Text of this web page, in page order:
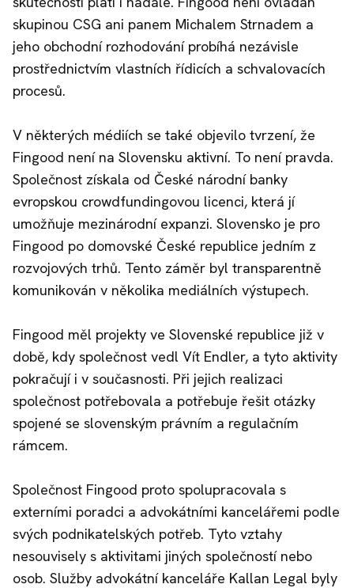
skupinou CSG ani panem Michalem Strnadem a
jeho obchodní rozhodování probíhá nezávisle
prostřednictvím vlastních řídicích a schvalovacích
procesů.
V některých médiích se také objevilo tvrzení, že
Fingood není na Slovensku aktivní. To není pravda.
Společnost získala od České národní banky
evropskou crowdfundingovou licenci, která jí
umožňuje mezinárodní expanzi. Slovensko je pro
Fingood po domovské České republice jedním z
rozvojových trhů. Tento záměr byl transparentně
komunikován v několika mediálních výstupech.
Fingood měl projekty ve Slovenské republice již v
době, kdy společnost vedl Vít Endler, a tyto aktivity
pokračují i v současnosti. Při jejich realizaci
společnost potřebovala a potřebuje řešit otázky
spojené se slovenským právním a regulačním
rámcem.
Společnost Fingood proto spolupracovala s
externími poradci a advokátními kancelářemi podle
svých podnikatelských potřeb. Tyto vztahy
nesouvisely s aktivitami jiných společností nebo
osob. Služby advokátní kanceláře Kallan Legal byly